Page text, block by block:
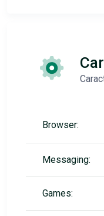
Browser:
Messaging:
Games: